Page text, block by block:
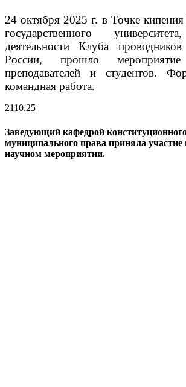
24 октября 2025 г. в Точке кипения
государственного
деятельности Клуба
России, прошло
преподавателей и студентов.
командная работа.
2110.25
Заведующий кафедрой
муниципального права приняла участие
научном мероприятии.